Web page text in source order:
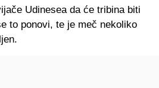
Udinesea da će tribina biti
to ponovi, te je meč nekoliko